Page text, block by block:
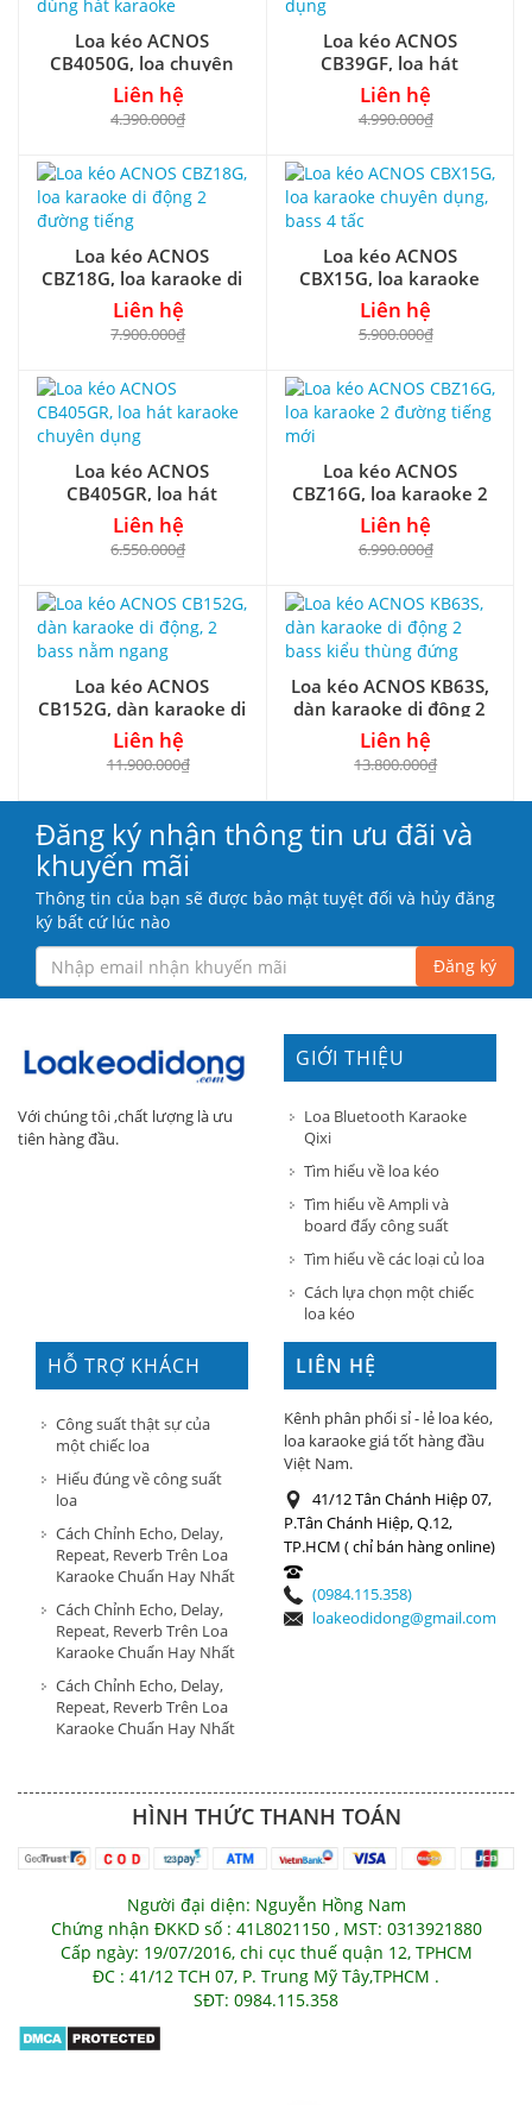
Loa kéo ACNOS
CB4050G, loa chuyên
dùng hát karaoke
Liên hệ
4.390.000₫
Loa kéo ACNOS
CB39GF, loa hát
karaoke chuyên dụng
Liên hệ
4.990.000₫
Loa kéo ACNOS
CBZ18G, loa karaoke di
động 2 đường tiếng
Liên hệ
7.900.000₫
Loa kéo ACNOS
CBX15G, loa karaoke
chuyên dụng, bass 4 tấc
Liên hệ
5.900.000₫
Loa kéo ACNOS
CB405GR, loa hát
karaoke chuyên dụng
Liên hệ
6.550.000₫
Loa kéo ACNOS
CBZ16G, loa karaoke 2
đường tiếng mới
Liên hệ
6.990.000₫
Loa kéo ACNOS
CB152G, dàn karaoke di
động, 2 bass nằm ngang
Liên hệ
11.900.000₫
Loa kéo ACNOS KB63S,
dàn karaoke di động 2
bass kiểu thùng đứng
Liên hệ
13.800.000₫
Đăng ký nhận thông tin ưu đãi và
khuyến mãi
Thông tin của bạn sẽ được bảo mật tuyệt đối và hủy đăng
ký bất cứ lúc nào
Đăng ký
Với chúng tôi ,chất lượng là ưu
tiên hàng đầu.
GIỚI THIỆU
Loa Bluetooth Karaoke
Qixi
Tìm hiểu về loa kéo
Tìm hiểu về Ampli và
board đẩy công suất
Tìm hiểu về các loại củ loa
Cách lựa chọn một chiếc
loa kéo
HỖ TRỢ KHÁCH
HÀNG
Công suất thật sự của
một chiếc loa
Hiểu đúng về công suất
loa
Cách Chỉnh Echo, Delay,
Repeat, Reverb Trên Loa
Karaoke Chuẩn Hay Nhất
Cách Chỉnh Echo, Delay,
Repeat, Reverb Trên Loa
Karaoke Chuẩn Hay Nhất
Cách Chỉnh Echo, Delay,
Repeat, Reverb Trên Loa
Karaoke Chuẩn Hay Nhất
LIÊN HỆ
Kênh phân phối sỉ - lẻ loa kéo,
loa karaoke giá tốt hàng đầu
Việt Nam.
41/12 Tân Chánh Hiệp 07,
P.Tân Chánh Hiệp, Q.12,
TP.HCM ( chỉ bán hàng online)
(0984.115.358)
loakeodidong@gmail.com
HÌNH THỨC THANH TOÁN
Người đại diện: Nguyễn Hồng Nam
Chứng nhận ĐKKD số : 41L8021150 , MST: 0313921880
Cấp ngày: 19/07/2016, chi cục thuế quận 12, TPHCM
ĐC : 41/12 TCH 07, P. Trung Mỹ Tây,TPHCM .
SĐT: 0984.115.358